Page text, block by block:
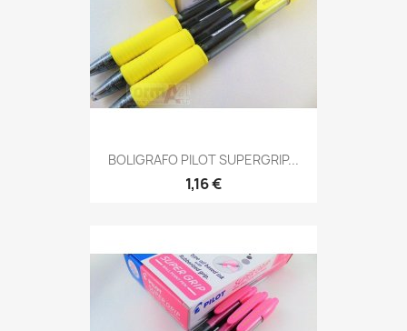
BOLIGRAFO PILOT SUPERGRIP...
1,16 €